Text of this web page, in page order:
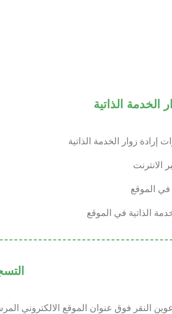
الخدمة الذاتية
النقر فوق عنوان الموقع الالكتروني